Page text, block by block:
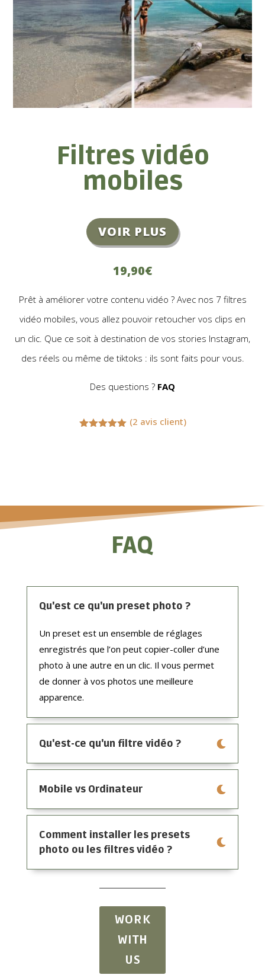
Filtres vidéo
mobiles
VOIR PLUS
19,90€
Prêt à améliorer votre contenu vidéo ? Avec nos 7 filtres
vidéo mobiles, vous allez pouvoir retoucher vos clips en
un clic. Que ce soit à destination de vos stories Instagram,
des réels ou même de tiktoks : ils sont faits pour vous.
Des questions ? FAQ
(2 avis client)
FAQ
Qu'est ce qu'un preset photo ?
Un preset est un ensemble de réglages
enregistrés que l’on peut copier-coller d’une
photo à une autre en un clic. Il vous permet
de donner à vos photos une meilleure
apparence.
Qu'est-ce qu'un filtre vidéo ?
Mobile vs Ordinateur
Comment installer les presets
photo ou les filtres vidéo ?
WORK
WITH
US